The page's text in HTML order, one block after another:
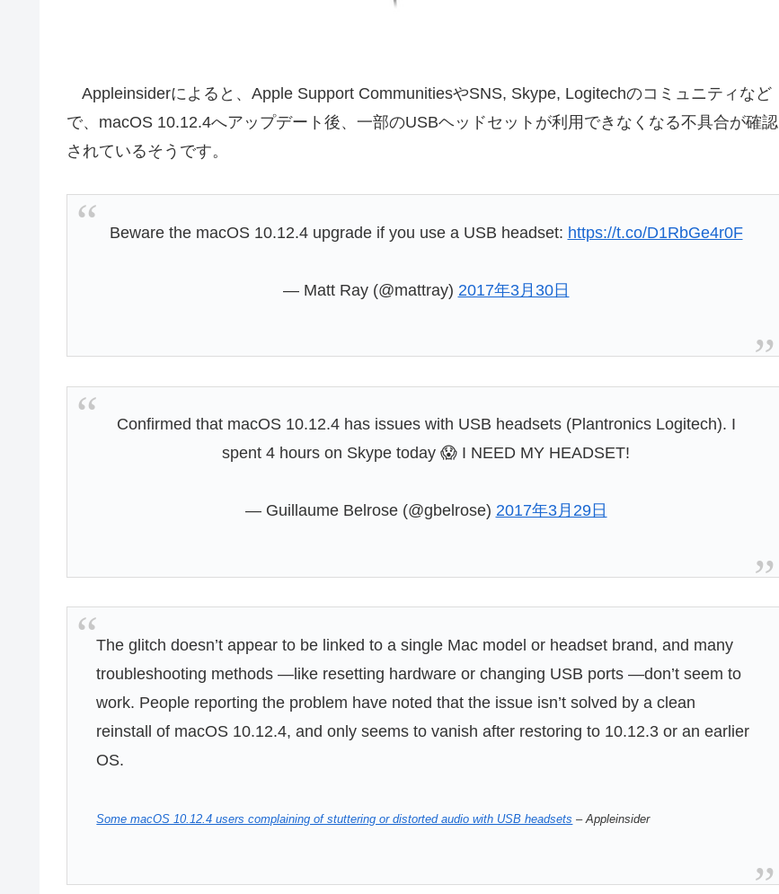
Appleinsiderによると、Apple Support CommunitiesやSNS, Skype, Logitechのコミュニティなど
で、macOS 10.12.4へアップデート後、一部のUSBヘッドセットが利用できなくなる不具合が確認
されているそうです。
Beware the macOS 10.12.4 upgrade if you use a USB headset: https://t.co/D1RbGe4r0F
— Matt Ray (@mattray) 2017年3月30日
Confirmed that macOS 10.12.4 has issues with USB headsets (Plantronics Logitech). I
spent 4 hours on Skype today 😱 I NEED MY HEADSET!
— Guillaume Belrose (@gbelrose) 2017年3月29日
The glitch doesn’t appear to be linked to a single Mac model or headset brand, and many
troubleshooting methods —like resetting hardware or changing USB ports —don’t seem to
work. People reporting the problem have noted that the issue isn’t solved by a clean
reinstall of macOS 10.12.4, and only seems to vanish after restoring to 10.12.3 or an earlier
OS.
Some macOS 10.12.4 users complaining of stuttering or distorted audio with USB headsets – Appleinsider